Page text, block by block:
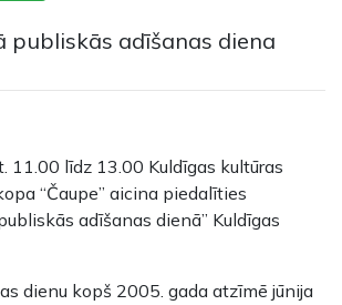
publiskās adīšanas diena
11.00 līdz 13.00 Kuldīgas kultūras
“Čaupe” aicina piedalīties
adīšanas dienā” Kuldīgas
dienu kopš 2005. gada atzīmē jūnija